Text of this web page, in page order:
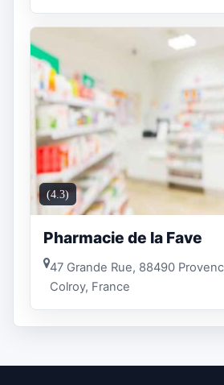
(4.3)
Pharmacie de la Fave
47 Grande Rue, 88490
Colroy, France